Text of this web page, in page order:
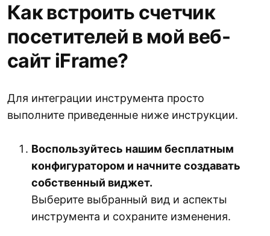
Как встроить счетчик
посетителей в мой веб-
сайт iFrame?
Для интеграции инструмента просто
выполните приведенные ниже инструкции.
Воспользуйтесь нашим бесплатным
конфигуратором и начните создавать
собственный виджет.
Выберите выбранный вид и аспекты
инструмента и сохраните изменения.